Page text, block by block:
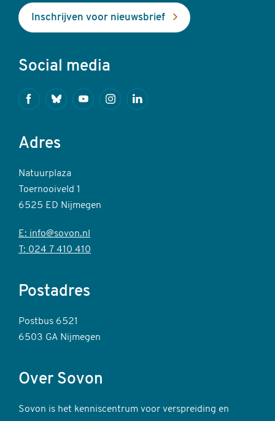
Inschrijven voor nieuwsbrief
Social media
FacebookBlueskyYoutubeInstagramLinkedin
Adres
Natuurplaza
Toernooiveld 1
6525 ED Nijmegen
E: info@sovon.nl
T: 024 7 410 410
Postadres
Postbus 6521
6503 GA Nijmegen
Over Sovon
Sovon is het kenniscentrum voor verspreiding en